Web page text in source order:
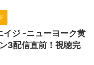
イジ -ニューヨーク黄
3配信直前！視聴完